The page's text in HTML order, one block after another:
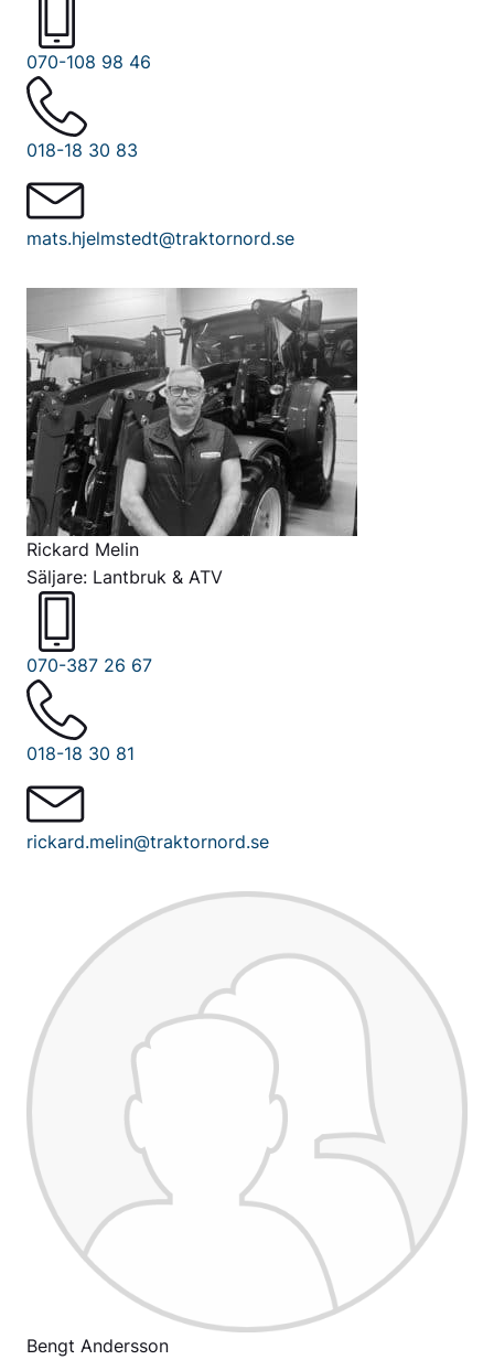
070-108 98 46
018-18 30 83
mats.hjelmstedt@traktornord.se
Rickard Melin
Säljare: Lantbruk & ATV
070-387 26 67
018-18 30 81
rickard.melin@traktornord.se
Bengt Andersson